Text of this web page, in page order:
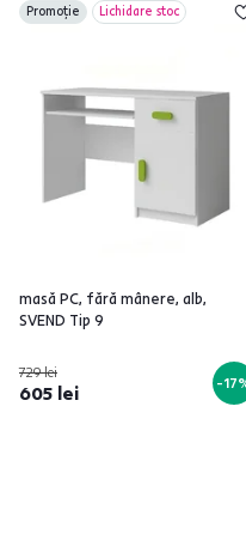
Promoție Lichidare stoc
masă PC, fără mânere, alb,
SVEND Tip 9
729 lei
605 lei -